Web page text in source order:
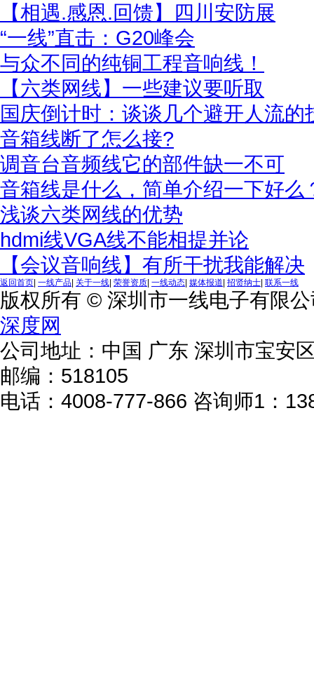
【相遇.感恩.回馈】四川安防展
“一线”直击：G20峰会
与众不同的纯铜工程音响线！
【六类网线】一些建议要听取
国庆倒计时：谈谈几个避开人流的
音箱线断了怎么接?
调音台音频线它的部件缺一不可
音箱线是什么，简单介绍一下好么
浅谈六类网线的优势
hdmi线VGA线不能相提并论
【会议音响线】有所干扰我能解决
返回首页 一线产品 关于一线 荣誉资质 一线动态 媒体报道 招贤纳士 联系一线
版权所有 © 深圳市一线电子有限
深度网
公司地址：中国 广东 深圳市宝安
邮编：518105
电话：4008-777-866 咨询师1：